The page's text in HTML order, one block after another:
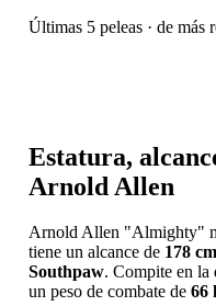
Últimas 5 peleas · de más
Estatura,
Arnold Allen
Arnold Allen "Almighty"
tiene un alcance de 178
Southpaw. Compite en la
un peso de combate de 66